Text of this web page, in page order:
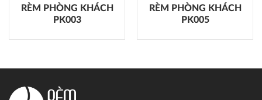
RÈM PHÒNG KHÁCH
PK003
RÈM PHÒNG KHÁCH
PK005